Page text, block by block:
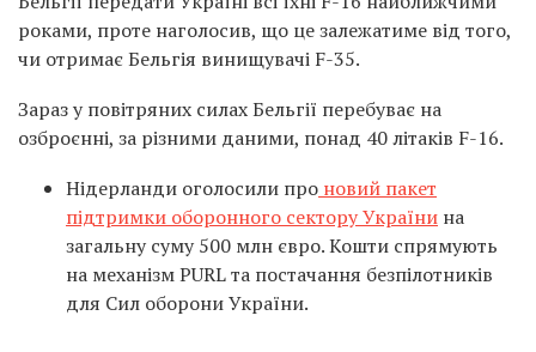
роками, проте наголосив, що це залежатиме від того,
чи отримає Бельгія винищувачі F-35.
Зараз у повітряних силах Бельгії перебуває на
озброєнні, за різними даними, понад 40 літаків F-16.
Нідерланди оголосили про новий пакет
підтримки оборонного сектору України на
загальну суму 500 млн євро. Кошти спрямують
на механізм PURL та постачання безпілотників
для Сил оборони України.